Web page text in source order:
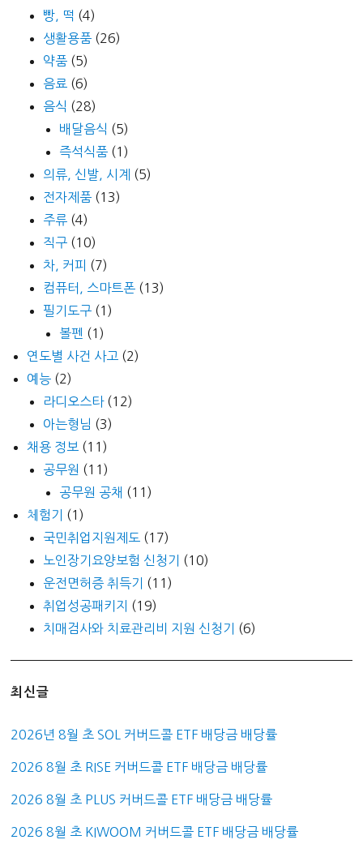
빵, 떡 (4)
생활용품 (26)
약품 (5)
음료 (6)
음식 (28)
배달음식 (5)
즉석식품 (1)
의류, 신발, 시계 (5)
전자제품 (13)
주류 (4)
직구 (10)
차, 커피 (7)
컴퓨터, 스마트폰 (13)
필기도구 (1)
볼펜 (1)
연도별 사건 사고 (2)
예능 (2)
라디오스타(12)
아는형님 (3)
채용 정보 (11)
공무원 (11)
공무원 공채 (11)
체험기
(1)
국민취업지원제도 (17)
노인장기요양보험 신청기
(10)
운전면허증 취득기
(11)
취업성공패키지
(19)
치매검사와 치료관리비 지원 신청기
(6)
최신글
2026년 8월 초 SOL 커버드콜 ETF 배당금 배당률
2026 8월 초 RISE 커버드콜 ETF 배당금 배당률
2026 8월 초 PLUS 커버드콜 ETF 배당금 배당률
2026 8월 초 KIWOOM 커버드콜 ETF 배당금 배당률